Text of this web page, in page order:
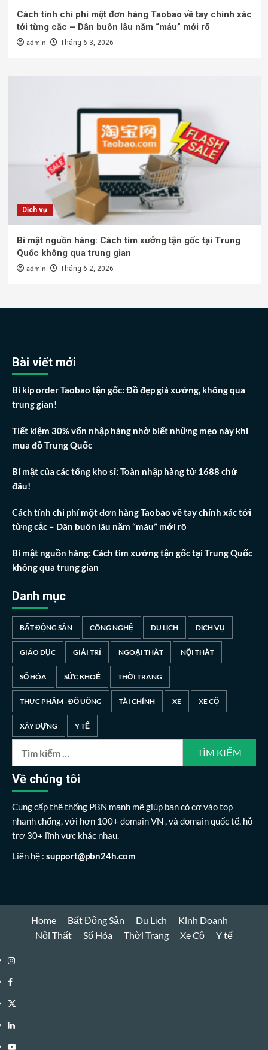
Cách tính chi phí một đơn hàng Taobao về tay chính xác
tới từng cắc – Dân buôn lâu năm “máu” mới rõ
admin Tháng 6 3, 2026
Dịch vụ
Bí mật nguồn hàng: Cách tìm xưởng tận gốc tại Trung
Quốc không qua trung gian
admin Tháng 6 2, 2026
Bài viết mới
Bí kíp order Taobao tận gốc: Đồ đẹp giá xưởng, không qua
trung gian!
Tiết kiệm 30% vốn nhập hàng nhờ biết những mẹo này khi
mua đồ Trung Quốc
Bí mật của các tổng kho sỉ: Toàn nhập hàng từ 1688 chứ
đâu!
Cách tính chi phí một đơn hàng Taobao về tay chính xác tới
từng cắc – Dân buôn lâu năm “máu” mới rõ
Bí mật nguồn hàng: Cách tìm xưởng tận gốc tại Trung Quốc
không qua trung gian
Danh mục
BẤT ĐỘNG SẢN CÔNG NGHỆ DU LỊCH DỊCH VỤ
GIÁO DỤC GIẢI TRÍ NGOẠI THẤT NỘI THẤT
SỐ HÓA SỨC KHOẺ THỜI TRANG
THỰC PHẨM - ĐỒ UỐNG TÀI CHÍNH XE XE CỘ
XÂY DỰNG Y TẾ
cho:
Về chúng tôi
Cung cấp thệ thống PBN mạnh mẽ giúp bạn có cơ vào top
nhanh chống, với hơn 100+ domain VN , và domain quốc tế, hỗ
trợ 30+ lĩnh vực khác nhau.
Liên hệ : support@pbn24h.com
Home Bất Động Sản Du Lịch
Kinh Doanh
Nội Thất
Số Hóa Thời Trang Xe Cộ Y tế
Instagram
Facebook
Twitter
Linkedin
Youtube